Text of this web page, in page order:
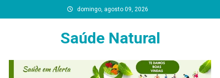
to
domingo, agosto 09, 2026
Saúde Natural